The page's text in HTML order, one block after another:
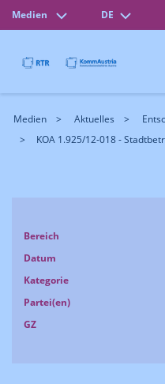
Medien DE
Medien Aktuelles
KOA 1.925/12-018 -
Bereich
Datum
Kategorie
Partei(en)
GZ